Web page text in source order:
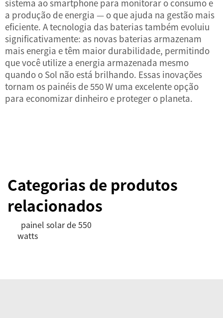
sistema ao smartphone para monitorar o consumo e
a produção de energia — o que ajuda na gestão mais
eficiente. A tecnologia das baterias também evoluiu
significativamente: as novas baterias armazenam
mais energia e têm maior durabilidade, permitindo
que você utilize a energia armazenada mesmo
quando o Sol não está brilhando. Essas inovações
tornam os painéis de 550 W uma excelente opção
para economizar dinheiro e proteger o planeta.
Categorias de produtos
relacionados
painel solar de 550
watts